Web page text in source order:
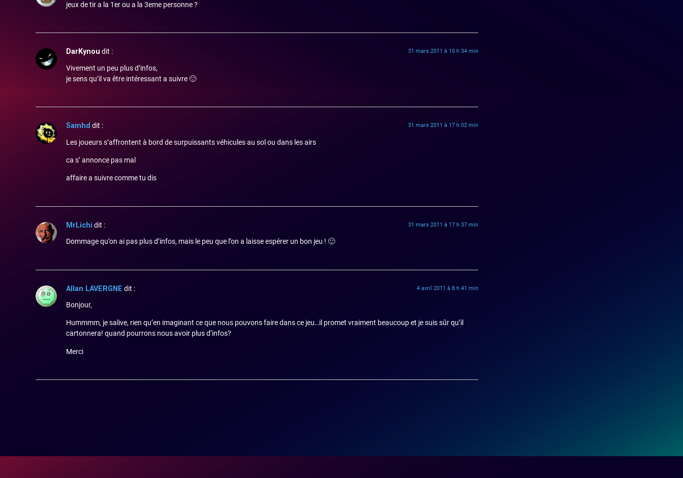
jeux de tir a la 1er ou a la 3eme personne ?
DarKynou dit : 31 mars 2011 à 15 h 34 min
Vivement un peu plus d’infos,
je sens qu’il va être intéressant a suivre 🙂
Samhd dit : 31 mars 2011 à 17 h 02 min
Les joueurs s’affrontent à bord de surpuissants véhicules au sol ou dans les airs
ca s’ annonce pas mal
affaire a suivre comme tu dis
MrLichi dit : 31 mars 2011 à 17 h 37 min
Dommage qu’on ai pas plus d’infos, mais le peu que l’on a laisse espérer un bon jeu ! 🙂
Allan LAVERGNE dit : 4 avril 2011 à 8 h 41 min
Bonjour,
Hummmm, je salive, rien qu’en imaginant ce que nous pouvons faire dans ce jeu…il promet vraiment beaucoup et je suis sûr qu’il
cartonnera! quand pourrons nous avoir plus d’infos?
Merci